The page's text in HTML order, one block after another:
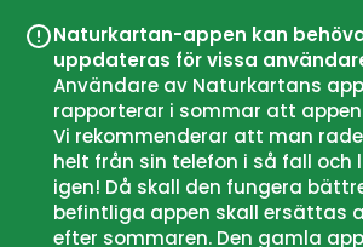
Naturkartan-appen kan
uppdateras för vissa
Användare av Naturkartans
rapporterar i sommar att
Vi rekommenderar att man
helt från sin telefon i så fall och
igen! Då skall den fungera
befintliga appen skall ersättas
efter sommaren. Den gamla